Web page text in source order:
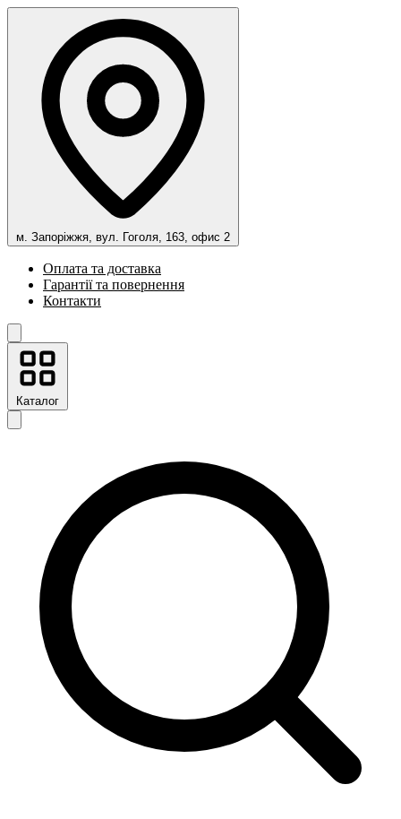
м. Запоріжжя, вул. Гоголя, 163, офис 2
Оплата та доставка
Гарантії та повернення
Контакти
Каталог